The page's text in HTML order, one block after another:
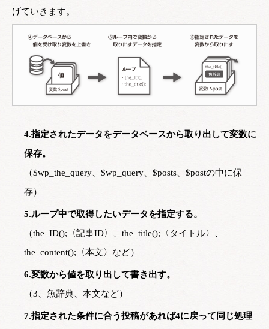
げていきます。
4.指定されたデータをデータベースから取り出して変数に
保存。
（$wp_the_query、$wp_query、$posts、$postの中に保
存）
5.ループ中で取得したいデータを指定する。
（the_ID();〈記事ID〉、the_title();〈タイトル〉、
the_content();〈本文〉など）
6.変数から値を取り出して書き出す。
（3、魚辞典、本文など）
7.指定された条件に合う投稿があれば4に戻って同じ処理